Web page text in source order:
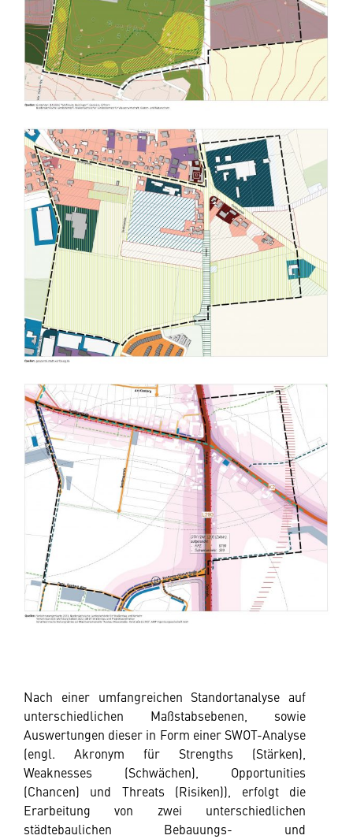
Nach einer umfangreichen Standortanalyse auf
unterschiedlichen Maßstabsebenen, sowie
Auswertungen dieser in Form einer SWOT-Analyse
(engl. Akronym für Strengths (Stärken),
Weaknesses (Schwächen), Opportunities
(Chancen) und Threats (Risiken)), erfolgt die
Erarbeitung von zwei unterschiedlichen
städtebaulichen Bebauungs- und